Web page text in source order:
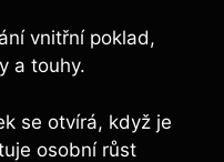
vnitřní poklad,
a touhy.
se otvírá, když je
osobní růst